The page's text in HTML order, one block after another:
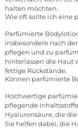
halten möchten.
Wie oft sollte ich eine
Parfümierte
insbesondere nach
pflegen und zu
hinterlassen die Haut
fettige Rückstände.
Können parfümierte
Hochwertige
pflegende
Hyaluronsäure, die
Sie helfen dabei, die